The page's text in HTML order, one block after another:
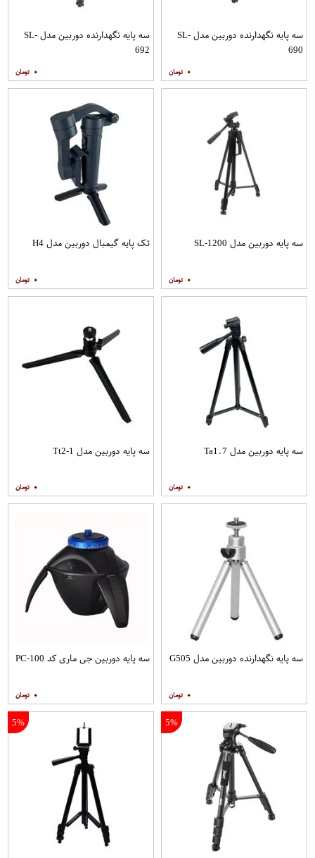
سه پایه نگهدارنده دوربین مدل SL-
690
۰
سه پایه نگهدارنده دوربین مدل SL-
692
۰
سه پایه دوربین مدل SL-1200
۰
تک پایه گیمبال دوربین مدل H4
۰
سه پایه دوربین مدل Ta1.7
۰
سه پایه دوربین مدل Tt2-1
۰
سه پایه نگهدارنده دوربین مدل G505
۰
سه پایه دوربین جی ماری کد PC-100
۰
5%
5%